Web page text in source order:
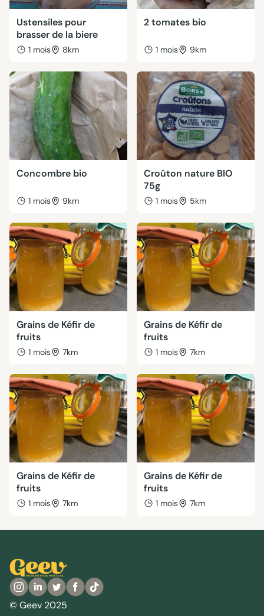
Ustensiles pour
brasser de la biere
1 mois 8km
2 tomates bio
1 mois 9km
Concombre bio
1 mois 9km
Croûton nature BIO
75g
1 mois 5km
Grains de Kéfir de
fruits
1 mois 7km
Grains de Kéfir de
fruits
1 mois 7km
Grains de Kéfir de
fruits
1 mois 7km
Grains de Kéfir de
fruits
1 mois 7km
© Geev 2025